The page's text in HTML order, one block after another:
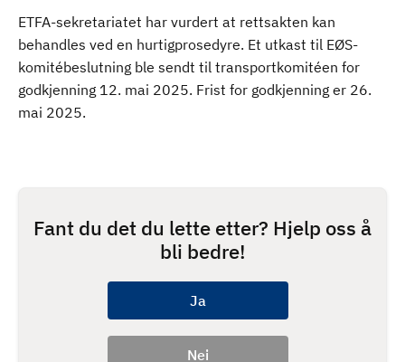
ETFA-sekretariatet har vurdert at rettsakten kan
behandles ved en hurtigprosedyre. Et utkast til EØS-
komitébeslutning ble sendt til transportkomitéen for
godkjenning 12. mai 2025. Frist for godkjenning er 26.
mai 2025.
Fant du det du lette etter? Hjelp oss å
bli bedre!